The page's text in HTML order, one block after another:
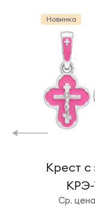
Новинка
Крест
Cр.